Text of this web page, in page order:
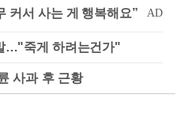
…"죽게 하려는건가"
사과 후 근황